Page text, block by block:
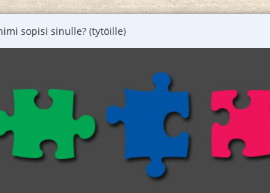
sopisi sinulle? (tytöille)